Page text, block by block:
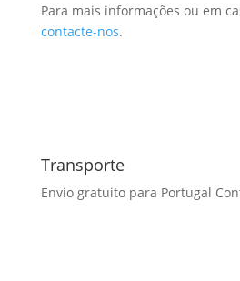
Para mais informações ou em
contacte-nos.
Transporte
Envio gratuito para Portugal